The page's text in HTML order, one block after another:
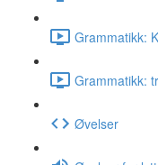
Grammatikk:
Grammatikk:
Øvelser